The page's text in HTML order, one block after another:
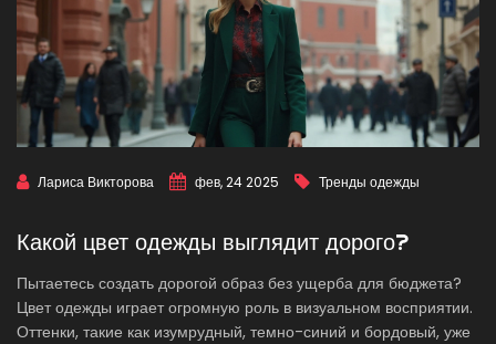
Лариса Викторова фев, 24 2025 Тренды одежды
Какой цвет одежды выглядит дорого?
Пытаетесь создать дорогой образ без ущерба для бюджета?
Цвет одежды играет огромную роль в визуальном восприятии.
Оттенки, такие как изумрудный, темно-синий и бордовый, уже